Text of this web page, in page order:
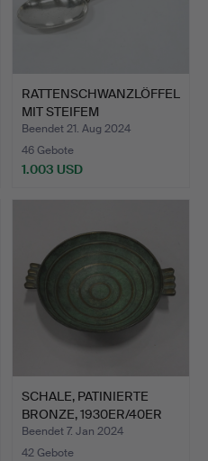
RATTENSCHWANZLÖFFEL
MIT STEIFEM
SCHAFTENDE.
Beendet 21. Aug 2024
46 Gebote
1.003 USD
SCHALE, PATINIERTE
BRONZE, 1930ER/40ER
JAH…
Beendet 7. Jan 2024
42 Gebote